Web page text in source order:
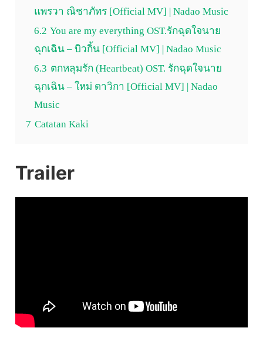
แพรวา ณิชาภัทร [Official MV] | Nadao Music
6.2 You are my everything OST.รักฉุดใจนาย
ฉุกเฉิน – บิวกิ้น [Official MV] | Nadao Music
6.3 ตกหลุมรัก (Heartbeat) OST. รักฉุดใจนาย
ฉุกเฉิน – ใหม่ ดาวิกา [Official MV] | Nadao
Music
7 Catatan Kaki
Trailer